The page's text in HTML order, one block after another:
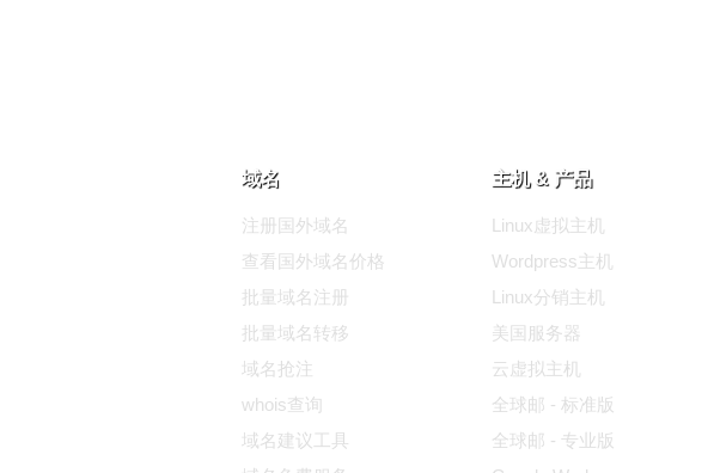
域名
注册国外域名
查看国外域名价格
批量域名注册
批量域名转移
域名抢注
whois查询
域名建议工具
主机 & 产品
Linux虚拟主机
Wordpress主机
Linux分销主机
美国服务器
云虚拟主机
全球邮 - 标准版
全球邮 - 专业版